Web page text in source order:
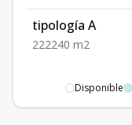
tipología A
222240 m2
Disponible